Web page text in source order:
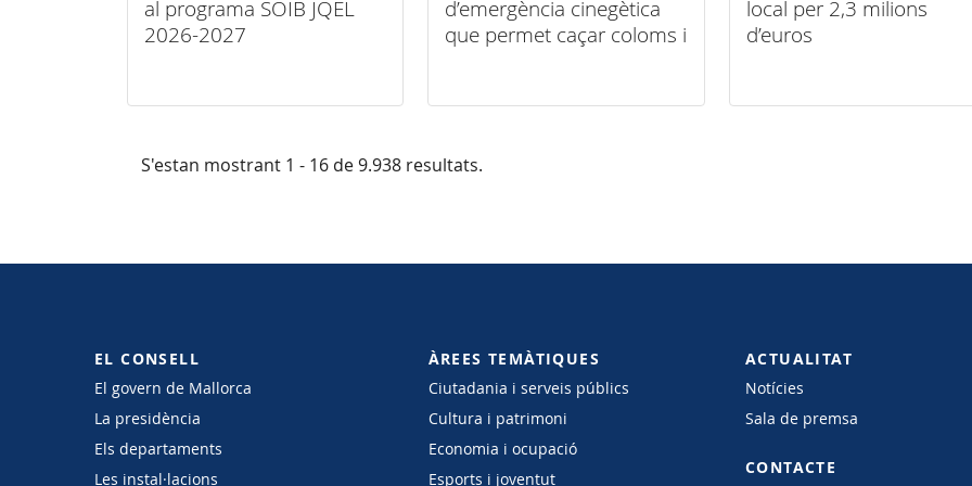
al programa SOIB JQEL
2026-2027
d’emergència cinegètica
que permet caçar coloms i
local per 2,3 milions
d’euros
S'estan mostrant 1 - 16 de 9.938 resultats.
EL CONSELL
El govern de Mallorca
La presidència
Els departaments
Les instal·lacions
ÀREES TEMÀTIQUES
Ciutadania i serveis públics
Cultura i patrimoni
Economia i ocupació
Esports i joventut
ACTUALITAT
Notícies
Sala de premsa
CONTACTE